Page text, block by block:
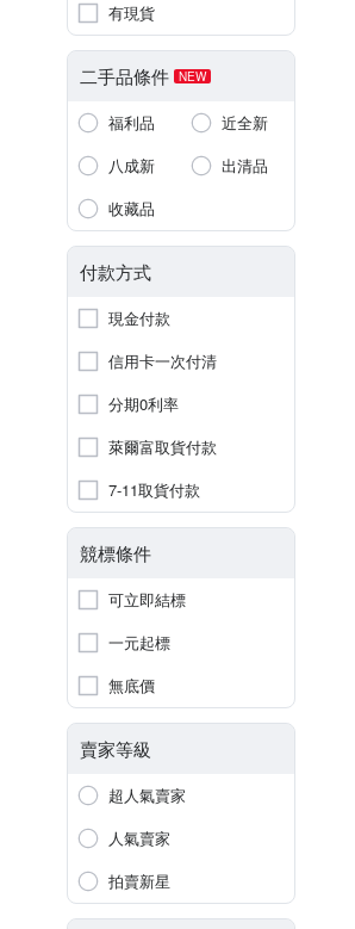
有現貨
二手品條件 NEW
福利品
近全新
八成新
出清品
收藏品
付款方式
現金付款
信用卡一次付清
分期0利率
萊爾富取貨付款
7-11取貨付款
競標條件
可立即結標
一元起標
無底價
賣家等級
超人氣賣家
人氣賣家
拍賣新星